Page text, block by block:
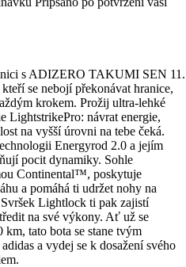
s ADIZERO TAKUMI SEN 11.
se nebojí překonávat hranice,
krokem. Prožij ultra-lehké
LightstrikePro: návrat energie,
na vyšší úrovni na tebe čeká.
Energyrod 2.0 a jejím
pocit dynamiky. Sohle
Continental™, poskytuje
a pomáhá ti udržet nohy na
Lightlock ti pak zajistí
na své výkony. Ať už se
km, tato bota se stane tvým
a vydej se k dosažení svého